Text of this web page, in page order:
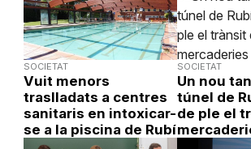
SOCIETAT
Vuit menors
traslladats a centres
sanitaris en intoxicar-
se a la piscina de Rubí
SOCIETAT
Un nou
túnel de
de ple el